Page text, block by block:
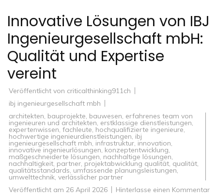
Innovative Lösungen von IBJ
Ingenieurgesellschaft mbH:
Qualität und Expertise
vereint
Veröffentlicht von criticalthinking911ch
ibj ingenieurgesellschaft mbh
architekten, bauprojekte, bauwesen, erfahrenes team von
ingenieuren und architekten, erstklassige dienstleistungen,
expertenwissen, fachleute, hochqualifizierte ingenieure,
hochwertige ingenieurdienstleistungen, ibj
ingenieurgesellschaft mbh, infrastruktur, innovation,
innovative ingenieurlösungen, konzeptentwicklung,
maßgeschneiderte lösungen, nachhaltige lösungen,
nachhaltigkeit, partner, projektabwicklung qualität, qualität,
qualitätsstandards, umfassende planungsleistungen,
umwelttechnik, verlässlicher partner
Veröffentlicht am 26 April 2026 Hinterlasse einen Kommentarzu